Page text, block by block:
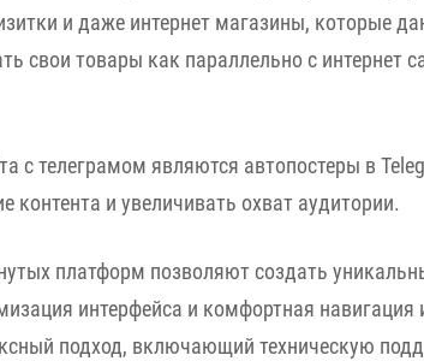
и даже интернет магазины, которые
свои товары как параллельно с интернет
с телеграмом являются автопостеры в
и увеличивать охват аудитории.
платформ позволяют создать
интерфейса и комфортная
подход, включающий техническую